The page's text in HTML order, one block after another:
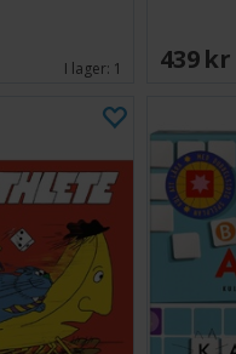
I lager: 1 439 SEK